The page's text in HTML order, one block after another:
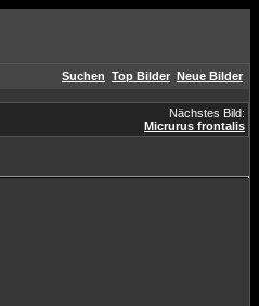
Suchen Top Bilder Neue Bilder
Nächstes Bild:
Micrurus frontalis